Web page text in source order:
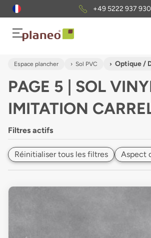
Envoi gratuit
Espace plancher Sol PVC Optique /
PAGE 5 | SOL
IMITATION
Filtres actifs
Réinitialiser tous les filtres Aspect